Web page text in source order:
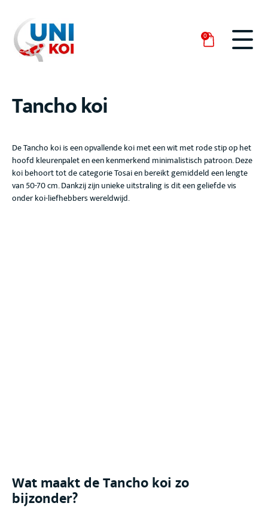
0
Tancho koi
De Tancho koi is een opvallende koi met een wit met rode stip op het
hoofd kleurenpalet en een kenmerkend minimalistischpatroon. Deze
koi behoort tot de categorie Tosaien bereikt gemiddeld een lengte
van 50-70 cm. Dankzij zijn unieke uitstraling is dit een geliefde vis
onder koi-liefhebbers wereldwijd.
Wat maakt de Tancho koi zo
bijzonder?